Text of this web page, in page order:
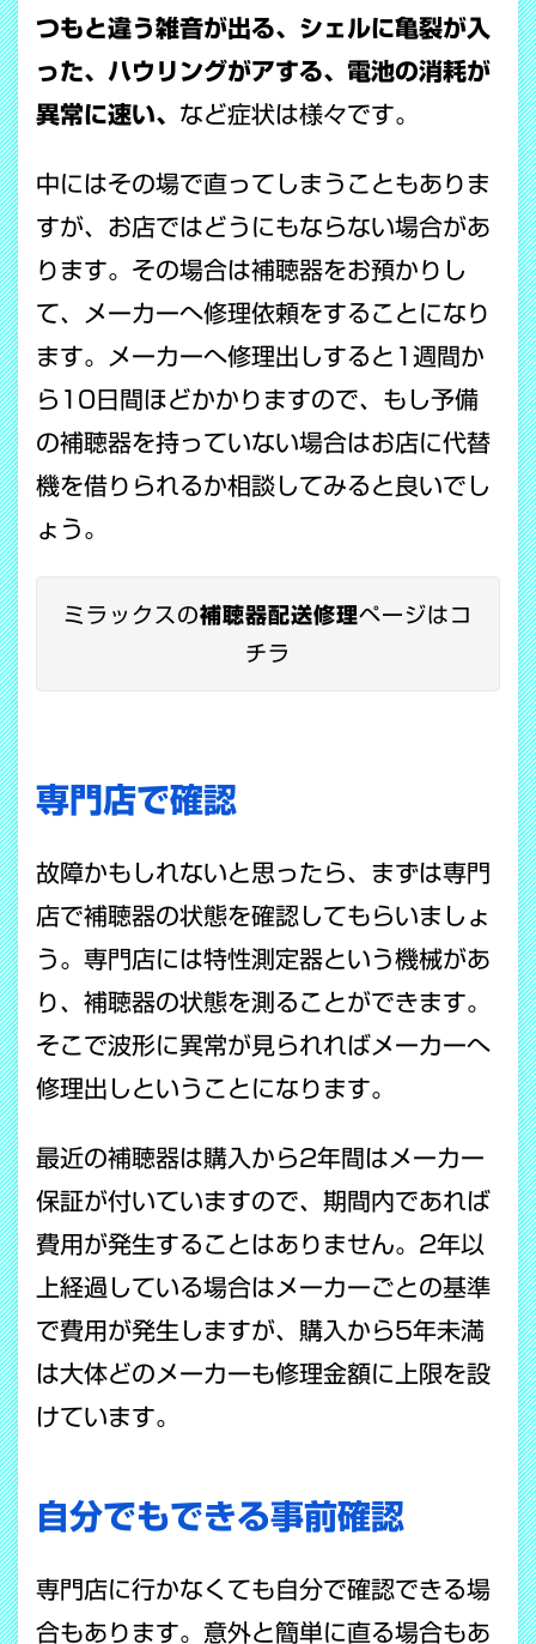
つもと違う雑音が出る、シェルに亀裂が入
った、ハウリングがアする、電池の消耗が
異常に速い、 など症状は様々です。
中にはその場で直ってしまうこともありま
すが、お店ではどうにもならない場合があ
ります。その場合は補聴器をお預かりし
て、メーカーへ修理依頼をすることになり
ます。メーカーへ修理出しすると1週間か
ら10日間ほどかかりますので、もし予備
の補聴器を持っていない場合はお店に代替
機を借りられるか相談してみると良いでし
ょう。
ミラックスの補聴器配送修理ページはコ
チラ
専門店で確認
故障かもしれないと思ったら、まずは専門
店で補聴器の状態を確認してもらいましょ
う。専門店には特性測定器という機械があ
り、補聴器の状態を測ることができます。
そこで波形に異常が見られればメーカーへ
修理出しということになります。
最近の補聴器は購入から2年間はメーカー
保証が付いていますので、期間内であれば
費用が発生することはありません。2年以
上経過している場合はメーカーごとの基準
で費用が発生しますが、購入から5年未満
は大体どのメーカーも修理金額に上限を設
けています。
自分でもできる事前確認
専門店に行かなくても自分で確認できる場
合もあります。意外と簡単に直る場合もあ